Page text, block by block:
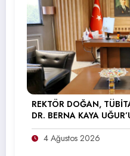
REKTÖR DOĞAN,
DR. BERNA KAYA
4 Ağustos 2026